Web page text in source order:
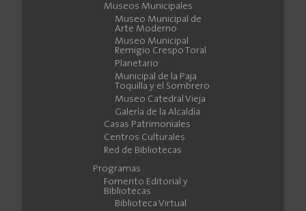
Museos Municipales
Museo Municipal de
Arte Moderno
Museo Municipal
Remigio Crespo Toral
Planetario
Municipal de la Paja
Toquilla y el Sombrero
Museo Catedral Vieja
Galería de la Alcaldía
Casas Patrimoniales
Centros Culturales
Red de Bibliotecas
Programas
Fomento Editorial y
Bibliotecas
Biblioteca Virtual